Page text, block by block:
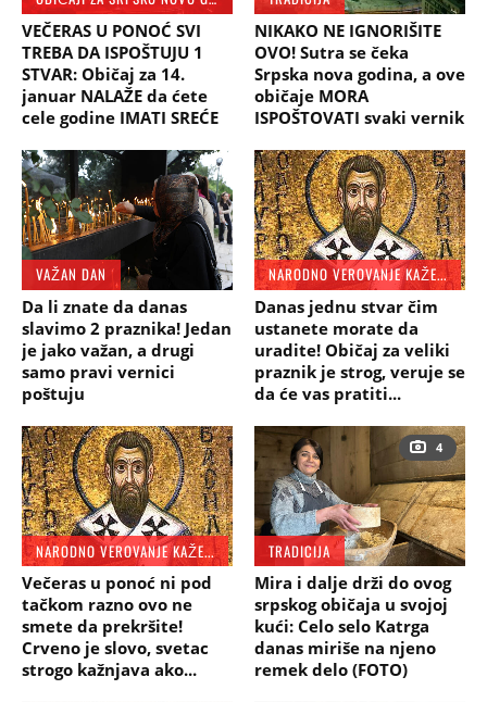
VEČERAS U PONOĆ SVI
TREBA DA ISPOŠTUJU 1
STVAR: Običaj za 14.
januar NALAŽE da ćete
cele godine IMATI SREĆE
NIKAKO NE IGNORIŠITE
OVO! Sutra se čeka
Srpska nova godina, a ove
običaje MORA
ISPOŠTOVATI svaki vernik
VAŽAN DAN
Da li znate da danas
slavimo 2 praznika! Jedan
je jako važan, a drugi
samo pravi vernici
poštuju
NARODNO VEROVANJE KAŽE...
Danas jednu stvar čim
ustanete morate da
uradite! Običaj za veliki
praznik je strog, veruje se
da će vas pratiti...
NARODNO VEROVANJE KAŽE...
Večeras u ponoć ni pod
tačkom razno ovo ne
smete da prekršite!
Crveno je slovo, svetac
strogo kažnjava ako...
4
TRADICIJA
Mira i dalje drži do ovog
srpskog običaja u svojoj
kući: Celo selo Katrga
danas miriše na njeno
remek delo (FOTO)